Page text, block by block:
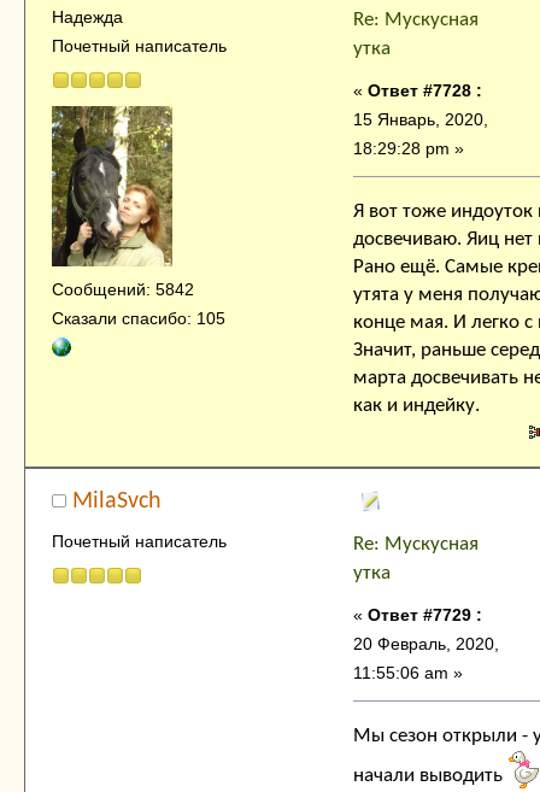
Надежда
Почетный написатель
Сообщений: 5842
Сказали спасибо: 105
Re: Мускусная
утка
« Ответ #7728 :
15 Январь, 2020,
18:29:28 pm »
Я вот тоже индоуток
досвечиваю. Яиц нет
Рано ещё. Самые
утята у меня
конце мая. И легко
Значит, раньше
марта досвечивать
как и индейку.
MilaSvch
Почетный написатель
Re: Мускусная
утка
« Ответ #7729 :
20 Февраль, 2020,
11:55:06 am »
Мы сезон открыли -
начали выводить